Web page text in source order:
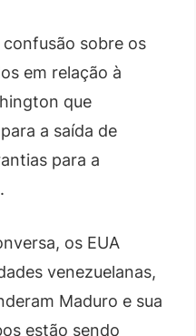
confusão sobre os
em relação à
que
a saída de
para a
os EUA
venezuelanas,
Maduro e sua
estão sendo